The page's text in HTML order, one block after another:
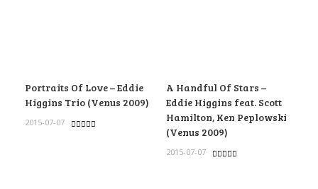
Portraits Of Love – Eddie
Higgins Trio (Venus 2009)
2015-07-07
A Handful Of Stars –
Eddie Higgins feat. Scott
Hamilton, Ken Peplowski
(Venus 2009)
2015-07-07